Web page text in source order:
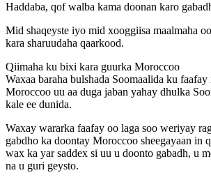
Haddaba, qof walba kama doonan karo
Mid shaqeyste iyo mid xooggiisa maalmaha
kara sharuudaha qaarkood.
Qiimaha ku bixi kara guurka Moroccoo
Waxaa baraha bulshada Soomaalida ku
Moroccoo uu aa duga jaban yahay dhulka
kale ee dunida.
Waxay wararka faafay oo laga soo weriyay
gabdho ka doontay Moroccoo sheegayaan in
wax ka yar saddex si uu u doonto gabadh, u
na u guri geysto.